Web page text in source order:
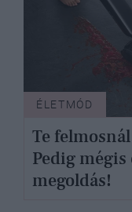
ÉLETMÓD
Te
Pedig mégis
megoldás!